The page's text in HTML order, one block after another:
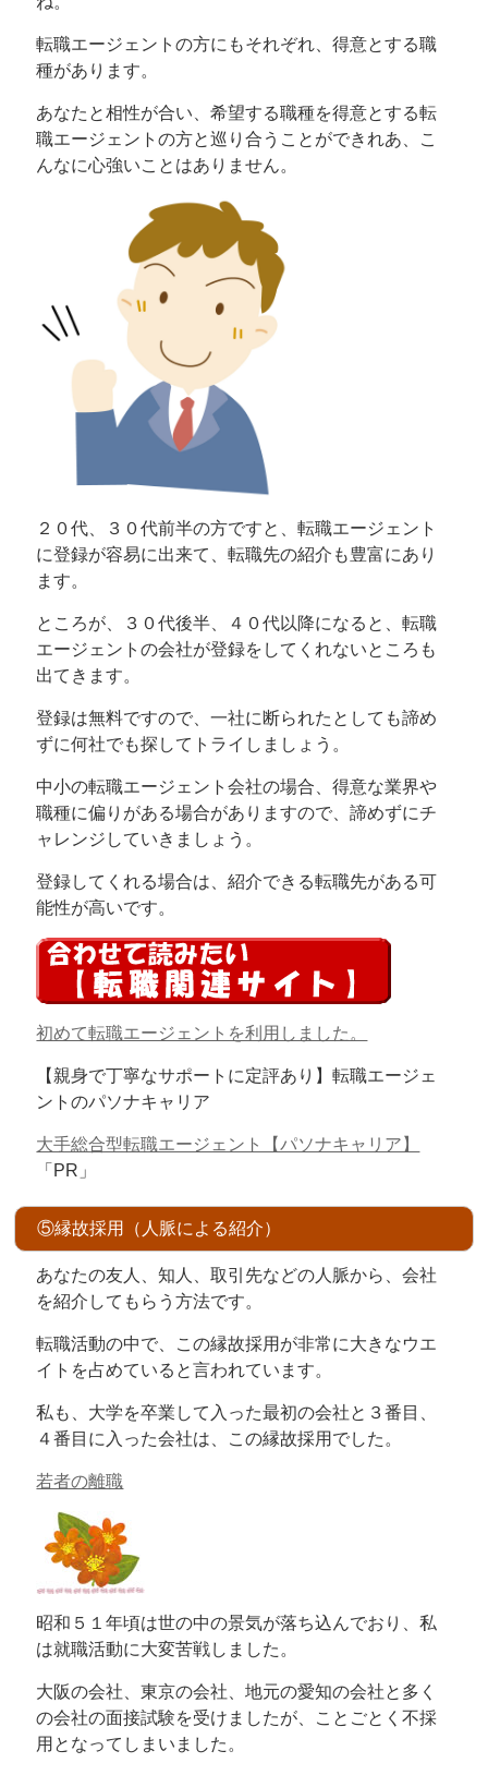
転職エージェントの方にもそれぞれ、得意とする職
種があります。
あなたと相性が合い、希望する職種を得意とする転
職エージェントの方と巡り合うことができれあ、こ
んなに心強いことはありません。
２０代、３０代前半の方ですと、転職エージェント
に登録が容易に出来て、転職先の紹介も豊富にあり
ます。
ところが、３０代後半、４０代以降になると、転職
エージェントの会社が登録をしてくれないところも
出てきます。
登録は無料ですので、一社に断られたとしても諦め
ずに何社でも探してトライしましょう。
中小の転職エージェント会社の場合、得意な業界や
職種に偏りがある場合がありますので、諦めずにチ
ャレンジしていきましょう。
登録してくれる場合は、紹介できる転職先がある可
能性が高いです。
初めて転職エージェントを利用しました。
【親身で丁寧なサポートに定評あり】転職エージェ
ントのパソナキャリア
大手総合型転職エージェント【パソナキャリア】
「PR」
⑤縁故採用（人脈による紹介）
あなたの友人、知人、取引先などの人脈から、会社
を紹介してもらう方法です。
転職活動の中で、この縁故採用が非常に大きなウエ
イトを占めていると言われています。
私も、大学を卒業して入った最初の会社と３番目、
４番目に入った会社は、この縁故採用でした。
若者の離職
昭和５１年頃は世の中の景気が落ち込んでおり、私
は就職活動に大変苦戦しました。
大阪の会社、東京の会社、地元の愛知の会社と多く
の会社の面接試験を受けましたが、ことごとく不採
用となってしまいました。